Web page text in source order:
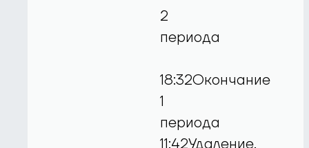
2
периода
18:32Окончание
1
периода
11:42Удаление.